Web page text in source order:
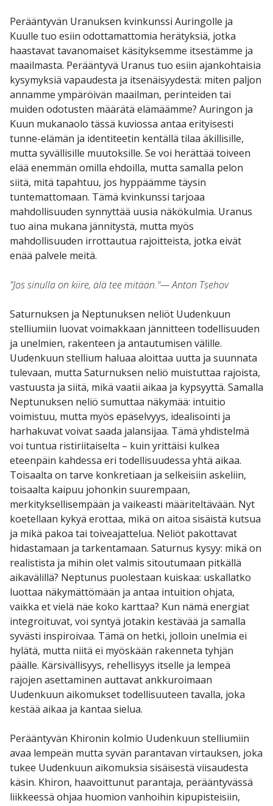
Perääntyvän Uranuksen kvinkunssi Auringolle ja
Kuulle tuo esiin odottamattomia herätyksiä, jotka
haastavat tavanomaiset käsityksemme itsestämme ja
maailmasta. Perääntyvä Uranus tuo esiin ajankohtaisia
kysymyksiä vapaudesta ja itsenäisyydestä: miten paljon
annamme ympäröivän maailman, perinteiden tai
muiden odotusten määrätä elämäämme? Auringon ja
Kuun mukanaolo tässä kuviossa antaa erityisesti
tunne-elämän ja identiteetin kentällä tilaa äkillisille,
mutta syvällisille muutoksille. Se voi herättää toiveen
elää enemmän omilla ehdoilla, mutta samalla pelon
siitä, mitä tapahtuu, jos hyppäämme täysin
tuntemattomaan. Tämä kvinkunssi tarjoaa
mahdollisuuden synnyttää uusia näkökulmia. Uranus
tuo aina mukana jännitystä, mutta myös
mahdollisuuden irrottautua rajoitteista, jotka eivät
enää palvele meitä.
"Jos sinulla on kiire, älä tee mitään."— Anton Tsehov
Saturnuksen ja Neptunuksen neliöt Uudenkuun
stelliumiin luovat voimakkaan jännitteen todellisuuden
ja unelmien, rakenteen ja antautumisen välille.
Uudenkuun stellium haluaa aloittaa uutta ja suunnata
tulevaan, mutta Saturnuksen neliö muistuttaa rajoista,
vastuusta ja siitä, mikä vaatii aikaa ja kypsyyttä. Samalla
Neptunuksen neliö sumuttaa näkymää: intuitio
voimistuu, mutta myös epäselvyys, idealisointi ja
harhakuvat voivat saada jalansijaa. Tämä yhdistelmä
voi tuntua ristiriitaiselta – kuin yrittäisi kulkea
eteenpäin kahdessa eri todellisuudessa yhtä aikaa.
Toisaalta on tarve konkretiaan ja selkeisiin askeliin,
toisaalta kaipuu johonkin suurempaan,
merkityksellisempään ja vaikeasti määriteltävään. Nyt
koetellaan kykyä erottaa, mikä on aitoa sisäistä kutsua
ja mikä pakoa tai toiveajattelua. Neliöt pakottavat
hidastamaan ja tarkentamaan. Saturnus kysyy: mikä on
realistista ja mihin olet valmis sitoutumaan pitkällä
aikavälillä? Neptunus puolestaan kuiskaa: uskallatko
luottaa näkymättömään ja antaa intuition ohjata,
vaikka et vielä näe koko karttaa? Kun nämä energiat
integroituvat, voi syntyä jotakin kestävää ja samalla
syvästi inspiroivaa. Tämä on hetki, jolloin unelmia ei
hylätä, mutta niitä ei myöskään rakenneta tyhjän
päälle. Kärsivällisyys, rehellisyys itselle ja lempeä
rajojen asettaminen auttavat ankkuroimaan
Uudenkuun aikomukset todellisuuteen tavalla, joka
kestää aikaa ja kantaa sielua.
Perääntyvän Khironin kolmio Uudenkuun stelliumiin
avaa lempeän mutta syvän parantavan virtauksen, joka
tukee Uudenkuun aikomuksia sisäisestä viisaudesta
käsin. Khiron, haavoittunut parantaja, perääntyvässä
liikkeessä ohjaa huomion vanhoihin kipupisteisiin,